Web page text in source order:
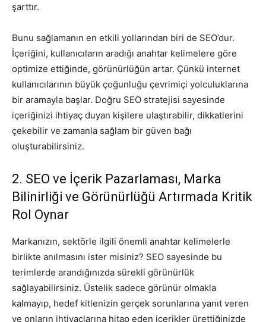
şarttır.
Bunu sağlamanın en etkili yollarından biri de SEO’dur.
İçeriğini, kullanıcıların aradığı anahtar kelimelere göre
optimize ettiğinde, görünürlüğün artar. Çünkü internet
kullanıcılarının büyük çoğunluğu çevrimiçi yolculuklarına
bir aramayla başlar. Doğru SEO stratejisi sayesinde
içeriğinizi ihtiyaç duyan kişilere ulaştırabilir, dikkatlerini
çekebilir ve zamanla sağlam bir güven bağı
oluşturabilirsiniz.
2. SEO ve İçerik Pazarlaması, Marka
Bilinirliği ve Görünürlüğü Artırmada Kritik
Rol Oynar
Markanızın, sektörle ilgili önemli anahtar kelimelerle
birlikte anılmasını ister misiniz? SEO sayesinde bu
terimlerde arandığınızda sürekli görünürlük
sağlayabilirsiniz. Üstelik sadece görünür olmakla
kalmayıp, hedef kitlenizin gerçek sorunlarına yanıt veren
ve onların ihtiyaçlarına hitap eden içerikler ürettiğinizde